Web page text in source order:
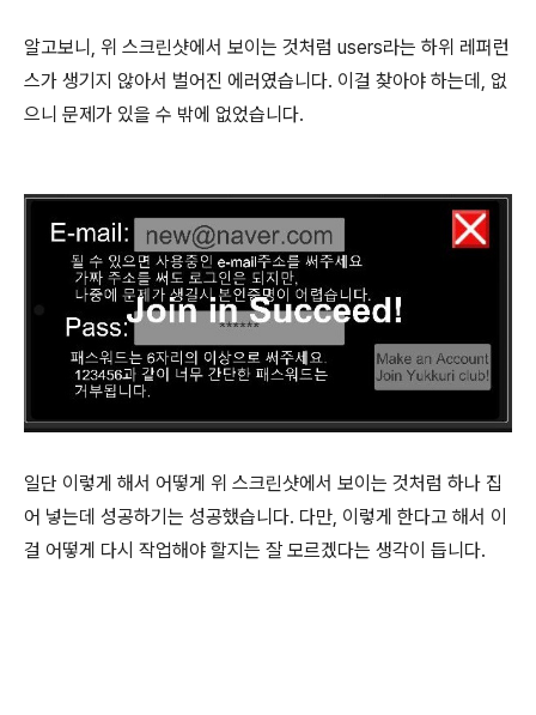
알고보니, 위 스크린샷에서 보이는 것처럼 users라는 하위 레퍼런
스가 생기지 않아서 벌어진 에러였습니다. 이걸 찾아야 하는데, 없
으니 문제가 있을 수 밖에 없었습니다.
일단 이렇게 해서 어떻게 위 스크린샷에서 보이는 것처럼 하나 집
어 넣는데 성공하기는 성공했습니다. 다만, 이렇게 한다고 해서 이
걸 어떻게 다시 작업해야 할지는 잘 모르겠다는 생각이 듭니다.